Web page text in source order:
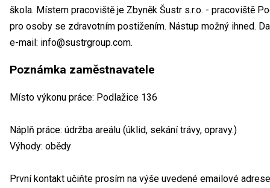
škola. Místem pracoviště je Zbyněk Šustr s.r.o. - pracoviště
pro osoby se zdravotním postižením. Nástup možný ihned.
e-mail: info@sustrgroup.com.
Poznámka zaměstnavatele
Místo výkonu práce: Podlažice 136
Náplň práce: údržba areálu (úklid, sekání trávy, opravy.)
Výhody: obědy
První kontakt učiňte prosím na výše uvedené emailové